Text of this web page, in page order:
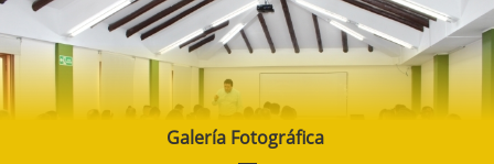
Galería Fotográfica